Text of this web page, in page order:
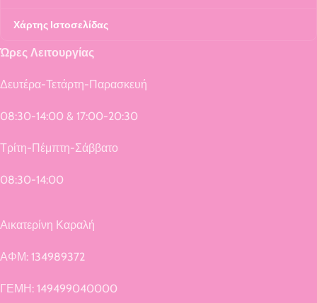
Χάρτης Ιστοσελίδας
Ώρες Λειτουργίας
Δευτέρα-Τετάρτη-Παρασκευή
08:30-14:00 & 17:00-20:30
Τρίτη-Πέμπτη-Σάββατο
08:30-14:00
Αικατερίνη Καραλή
ΑΦΜ: 134989372
ΓΕΜΗ: 149499040000